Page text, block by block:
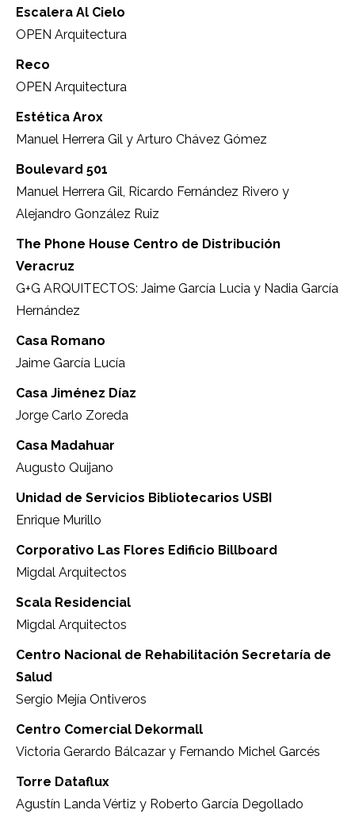
Escalera Al Cielo
OPEN Arquitectura
Reco
OPEN Arquitectura
Estética Arox
Manuel Herrera Gil y Arturo Chávez Gómez
Boulevard 501
Manuel Herrera Gil, Ricardo Fernández Rivero y
Alejandro González Ruiz
The Phone House Centro de Distribución
Veracruz
G+G ARQUITECTOS: Jaime García Lucia y Nadia García
Hernández
Casa Romano
Jaime García Lucía
Casa Jiménez Díaz
Jorge Carlo Zoreda
Casa Madahuar
Augusto Quijano
Unidad de Servicios Bibliotecarios USBI
Enrique Murillo
Corporativo Las Flores Edificio Billboard
Migdal Arquitectos
Scala Residencial
Migdal Arquitectos
Centro Nacional de Rehabilitación Secretaría de
Salud
Sergio Mejía Ontiveros
Centro Comercial Dekormall
Victoria Gerardo Bálcazar y Fernando Michel Garcés
Torre Dataflux
Agustín Landa Vértiz y Roberto García Degollado